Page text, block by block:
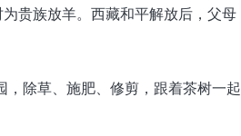
贵族放羊。西藏和平解放后，父母
，除草、施肥、修剪，跟着茶树一起